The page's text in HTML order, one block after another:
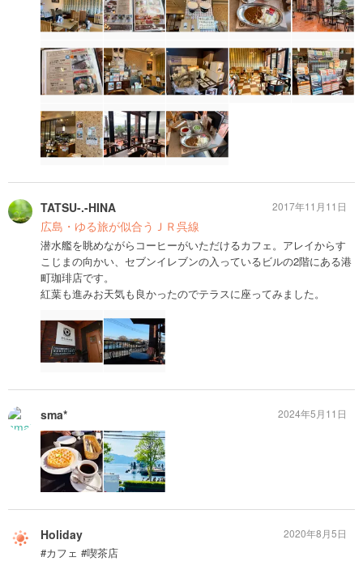
TATSU-.-HINA
広島・ゆる旅が似合うＪＲ呉線
潜水艦を眺めながらコーヒーがいただけるカフェ。アレイからす
こじまの向かい、セブンイレブンの入っているビルの2階にある港
町珈琲店です。
紅葉も進みお天気も良かったのでテラスに座ってみました。
2017年11月11日
sma* 2024年5月11日
Holiday
#カフェ #喫茶店
2020年8月5日